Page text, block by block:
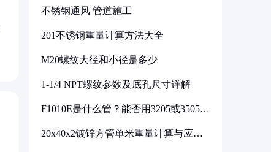
不锈钢通风 管道施工
201不锈钢重量计算方法大全
M20螺纹大径和小径是多少
1-1/4 NPT螺纹参数及底孔尺寸详解
F1010E是什么管？能否用3205或3505代
20x40x2镀锌方管单米重量计算与应用